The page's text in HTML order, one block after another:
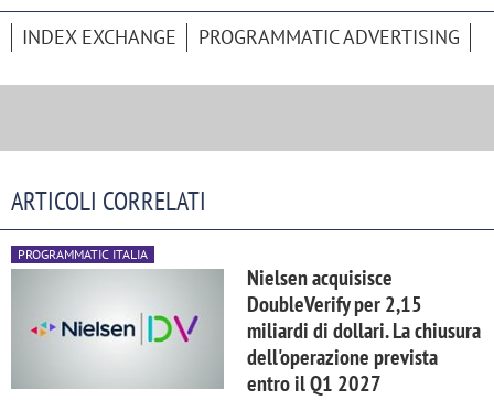
INDEX EXCHANGE PROGRAMMATIC ADVERTISING
ARTICOLI CORRELATI
PROGRAMMATIC ITALIA
Nielsen acquisisce
DoubleVerify per 2,15
miliardi di dollari. La chiusura
dell'operazione prevista
entro il Q1 2027